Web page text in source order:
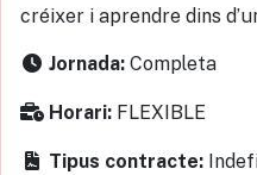
créixer i aprendre dins
Jornada: Completa
Horari: FLEXIBLE
Tipus contracte: